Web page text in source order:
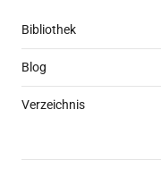
Bibliothek
Blog
Verzeichnis